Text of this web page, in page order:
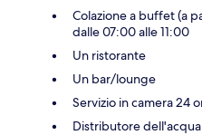
Colazione a buffet (a
dalle 07:00 alle 11:00
Un ristorante
Un bar/lounge
Servizio in camera 24
Distributore dell'acqua